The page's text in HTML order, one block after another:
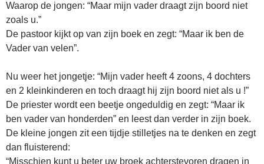
Waarop de jongen: “Maar mijn vader draagt zijn boord niet
zoals u.”
De pastoor kijkt op van zijn boek en zegt: “Maar ik ben de
Vader van velen”.
Nu weer het jongetje: “Mijn vader heeft 4 zoons, 4 dochters
en 2 kleinkinderen en toch draagt hij zijn boord niet als u !”
De priester wordt een beetje ongeduldig en zegt: “Maar ik
ben vader van honderden” en leest dan verder in zijn boek.
De kleine jongen zit een tijdje stilletjes na te denken en zegt
dan fluisterend:
“Misschien kunt u beter uw broek achterstevoren dragen in